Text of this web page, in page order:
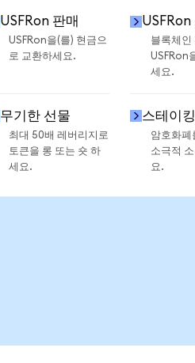
USFRon 판매
USFRon을(를) 현금으
로 교환하세요.
USFRon
블록체인
USFRon
세요.
무기한 선물
최대 50배 레버리지로
토큰을 롱 또는 숏 하
세요.
스테이킹
암호화폐
소극적
요.